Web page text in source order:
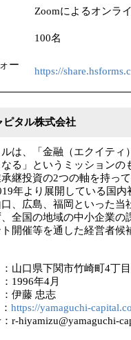
Zoomによるオンラ
100名
ー
https://
ピタル株式会社
は、「金融（エクイティ
る」というミッションの
継投資の2つの軸を持っ
年より展開している国内
、広島、福岡といった当
全国の地域の中小企業の
開催等を通した経営者候
県下関市竹崎町4丁目
年4月
藤 忠志
https://yamaguchi-
r-hiyamizu@yamaguchi-